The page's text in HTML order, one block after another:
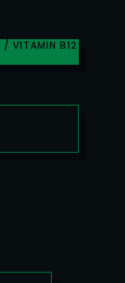
/ VITAMIN B12